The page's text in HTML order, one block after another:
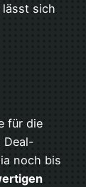
lässt sich
für die
Deal-
noch bis